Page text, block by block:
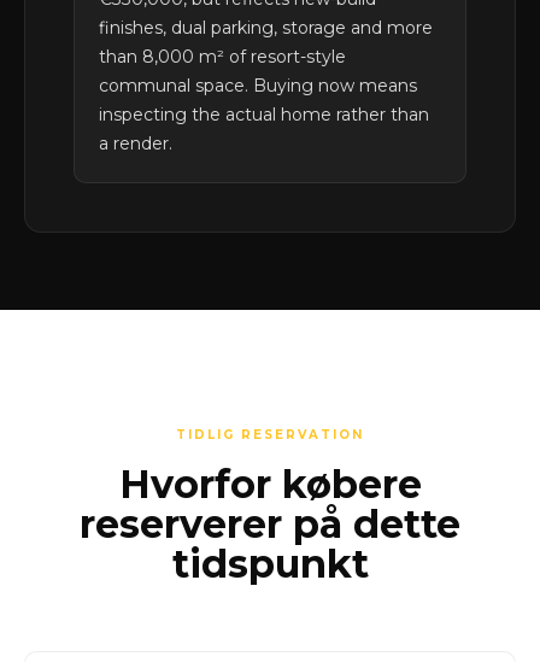
finishes, dual parking, storage and more
than 8,000 m² of resort-style
communal space. Buying now means
inspecting the actual home rather than
a render.
TIDLIG RESERVATION
Hvorfor købere
reserverer på dette
tidspunkt